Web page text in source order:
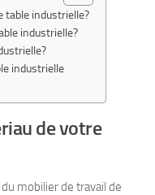
table industrielle?
industrielle?
industrielle
de votre
mobilier de travail de